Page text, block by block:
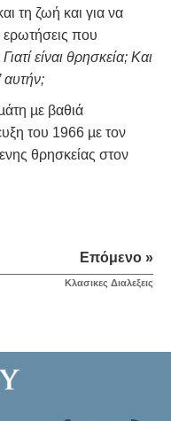
τη ζωή και για να
ερωτήσεις που
είναι θρησκεία; Και
αυτήν;
µε βαθιά
του 1966 µε τον
θρησκείας στον
Επόμενο »
Κλασικες Διαλεξεις